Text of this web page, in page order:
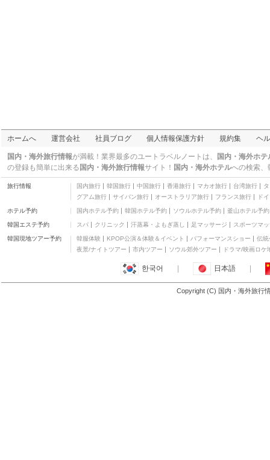
ホームへ 運営会社 社員ブログ 個人情報保護方針 規約集 ヘ
国内・海外旅行情報が満載！業界最多のユートラベルノートは、
国内・海外ホ
の登録も簡単に出来る 国内・海外旅行情報サイト！ 国内・海外ホテルへの検索、
旅行情報 国内旅行 韓国旅行 中国旅行 香港旅行 マカオ旅行 台湾旅行
グアム旅行
サイパン旅行 オーストラリア旅行 フランス旅行 ド
ホテル予約 国内ホテル予約 韓国ホテル予約 ソウルホテル予約 釜山ホテル予約
韓国エステ予約 スパ クリニック 汗蒸幕・よもぎ蒸し 足マッサージ スポーツマ
韓国現地ツアー予約 韓服体験 KPOP公演＆体験＆イベント パフォーマンスショー
伝統
夜景/ナイトツアー
市内ツアー ソウル郊外ツアー ドラマ/映画ロケ
한국어 日本語
Copyright (C) 国内・海外旅行